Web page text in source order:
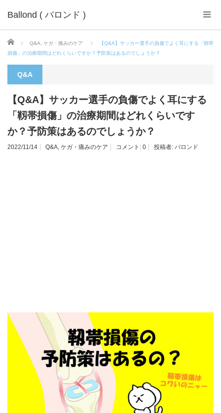
Ballond ( バロンド )
ホーム Q&A ケガ・痛みのケア
【Q&A】サッカー選手の負傷でよく耳にする「靱帯
損傷」の治療期間はどれくらいですか？予防策はあるのでしょうか？
Q&A
【Q&A】サッカー選手の負傷でよく耳にする
「靱帯損傷」の治療期間はどれくらいです
か？予防策はあるのでしょうか？
2022/11/14 Q&A, ケガ・痛みのケア コメント: 0 投稿者: バロンド